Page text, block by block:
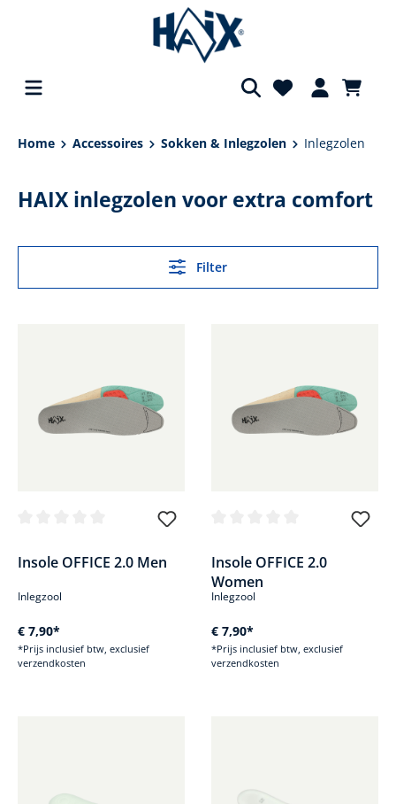
Home Accessoires Sokken & Inlegzolen Inlegzolen
HAIX inlegzolen voor extra comfort
Filter
Insole OFFICE 2.0 Men
Inlegzool
€ 7,90*
*Prijs inclusief btw, exclusief
verzendkosten
Insole OFFICE 2.0
Women
Inlegzool
€ 7,90*
*Prijs inclusief btw, exclusief
verzendkosten